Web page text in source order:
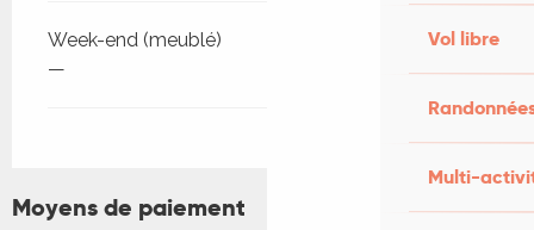
Vol libre
Multi-
Week-end (meublé)
—
Moyens de paiement